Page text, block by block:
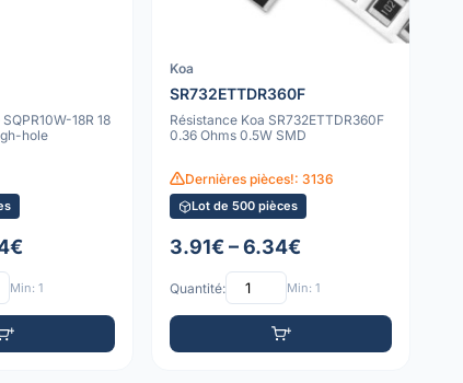
18R 18
hole
Min: 1
Koa
SR732ETTDR360F
Résistance Koa SR732ETTDR360F
0.36 Ohms 0.5W SMD
Dernières pièces!: 3136
Lot de 500 pièces
3.91€ – 6.34€
Quantité: Min: 1